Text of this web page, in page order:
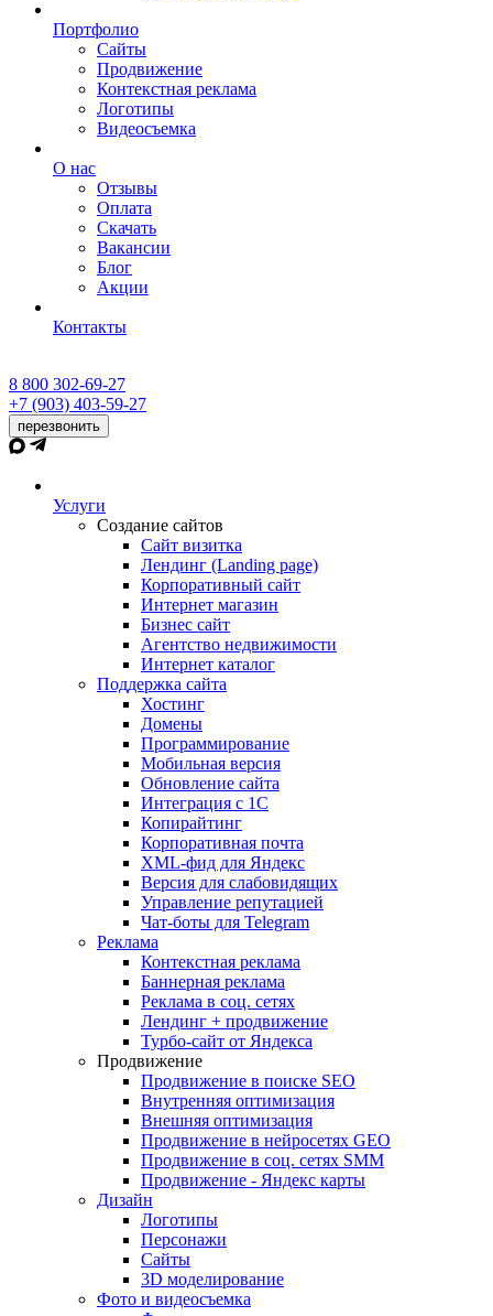
Портфолио
Сайты
Продвижение
Контекстная реклама
Логотипы
Видеосъемка
О нас
Отзывы
Оплата
Скачать
Вакансии
Блог
Акции
Контакты
8 800 302-69-27
+7 (903) 403-59-27
перезвонить
Услуги
Создание сайтов
Сайт визитка
Лендинг (Landing page)
Корпоративный сайт
Интернет магазин
Бизнес сайт
Агентство недвижимости
Интернет каталог
Поддержка сайта
Хостинг
Домены
Программирование
Мобильная версия
Обновление сайта
Интеграция с 1С
Копирайтинг
Корпоративная почта
XML-фид для Яндекс
Версия для слабовидящих
Управление репутацией
Чат-боты для Telegram
Реклама
Контекстная реклама
Баннерная реклама
Реклама в соц. сетях
Лендинг + продвижение
Турбо-сайт от Яндекса
Продвижение
Продвижение в поиске SEO
Внутренняя оптимизация
Внешняя оптимизация
Продвижение в нейросетях GEO
Продвижение в соц. сетях SMM
Продвижение - Яндекс карты
Дизайн
Логотипы
Персонажи
Сайты
3D моделирование
Фото и видеосъемка